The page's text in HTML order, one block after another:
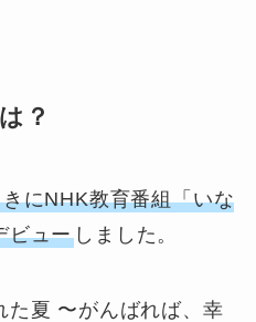
？
にNHK教育番組「いな
ビュー しました。
た夏 〜がんばれば、幸